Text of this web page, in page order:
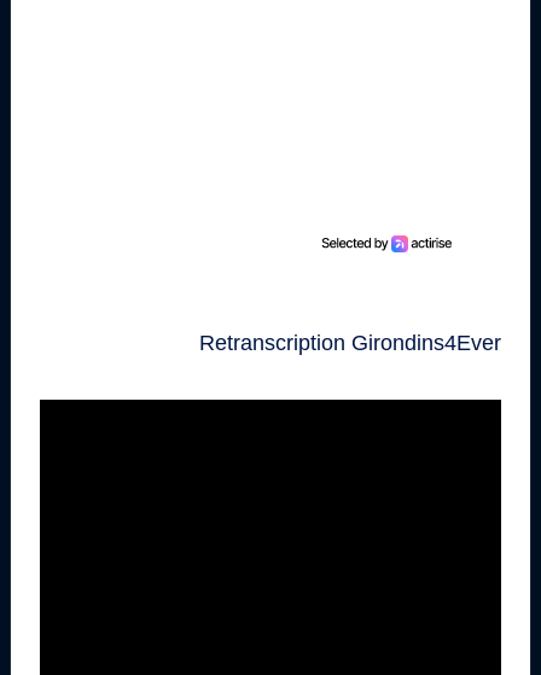
Retranscription Girondins4Ever